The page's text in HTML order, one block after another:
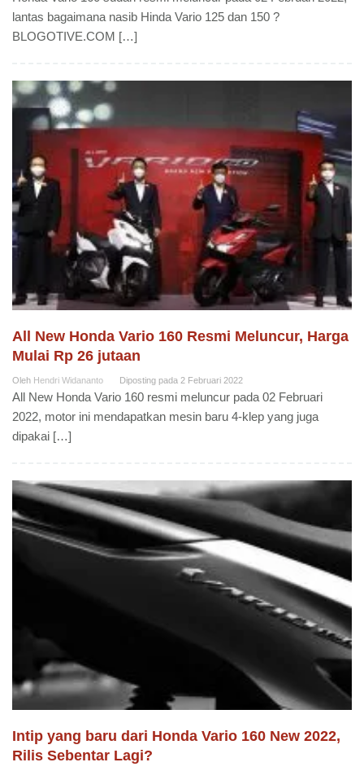
lantas bagaimana nasib Hinda Vario 125 dan 150 ?
BLOGOTIVE.COM […]
All New Honda Vario 160 Resmi Meluncur, Harga
Mulai Rp 26 jutaan
Oleh Hendri Widananto Diposting pada 2 Februari 2022
All New Honda Vario 160 resmi meluncur pada 02 Februari
2022, motor ini mendapatkan mesin baru 4-klep yang juga
dipakai […]
Intip yang baru dari Honda Vario 160 New 2022,
Rilis Sebentar Lagi?